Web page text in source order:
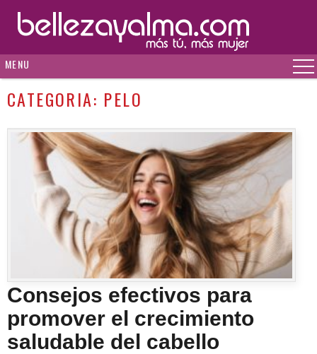
MENU
CATEGORIA: PELO
Consejos efectivos para
promover el crecimiento
saludable del cabello